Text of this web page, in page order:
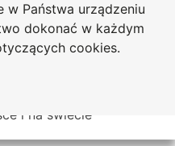
w Państwa urządzeniu
dokonać w każdym
cookies.
Deklaracja
dostępności
Mapa
serwisu
i na świecie